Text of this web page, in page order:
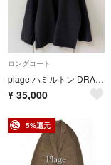
ロングコート
plage ハミルトン DRAPE MIDDLE コート 36
¥ 35,000
5%還元